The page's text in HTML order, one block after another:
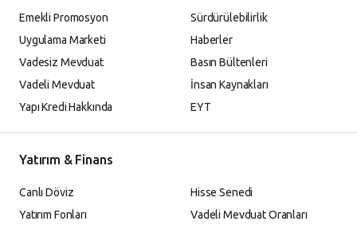
Emekli Promosyon
Uygulama Marketi
Vadesiz Mevduat
Vadeli Mevduat
Yapı Kredi Hakkında
Sürdürülebilirlik
Haberler
Basın Bültenleri
İnsan Kaynakları
EYT
Yatırım & Finans
Canlı Döviz
Yatırım Fonları
Hisse Senedi
Vadeli Mevduat Oranları